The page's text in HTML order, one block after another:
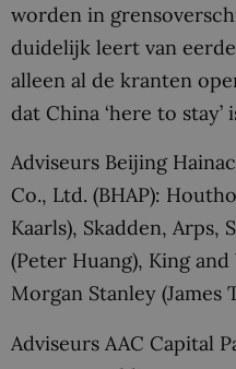
worden in
duidelijk leert van
alleen al de kranten
dat China ‘here to stay’
Adviseurs Beijing
Co., Ltd. (BHAP):
Kaarls), Skadden, Arps,
(Peter Huang), King
Morgan Stanley (James
Adviseurs AAC Capital